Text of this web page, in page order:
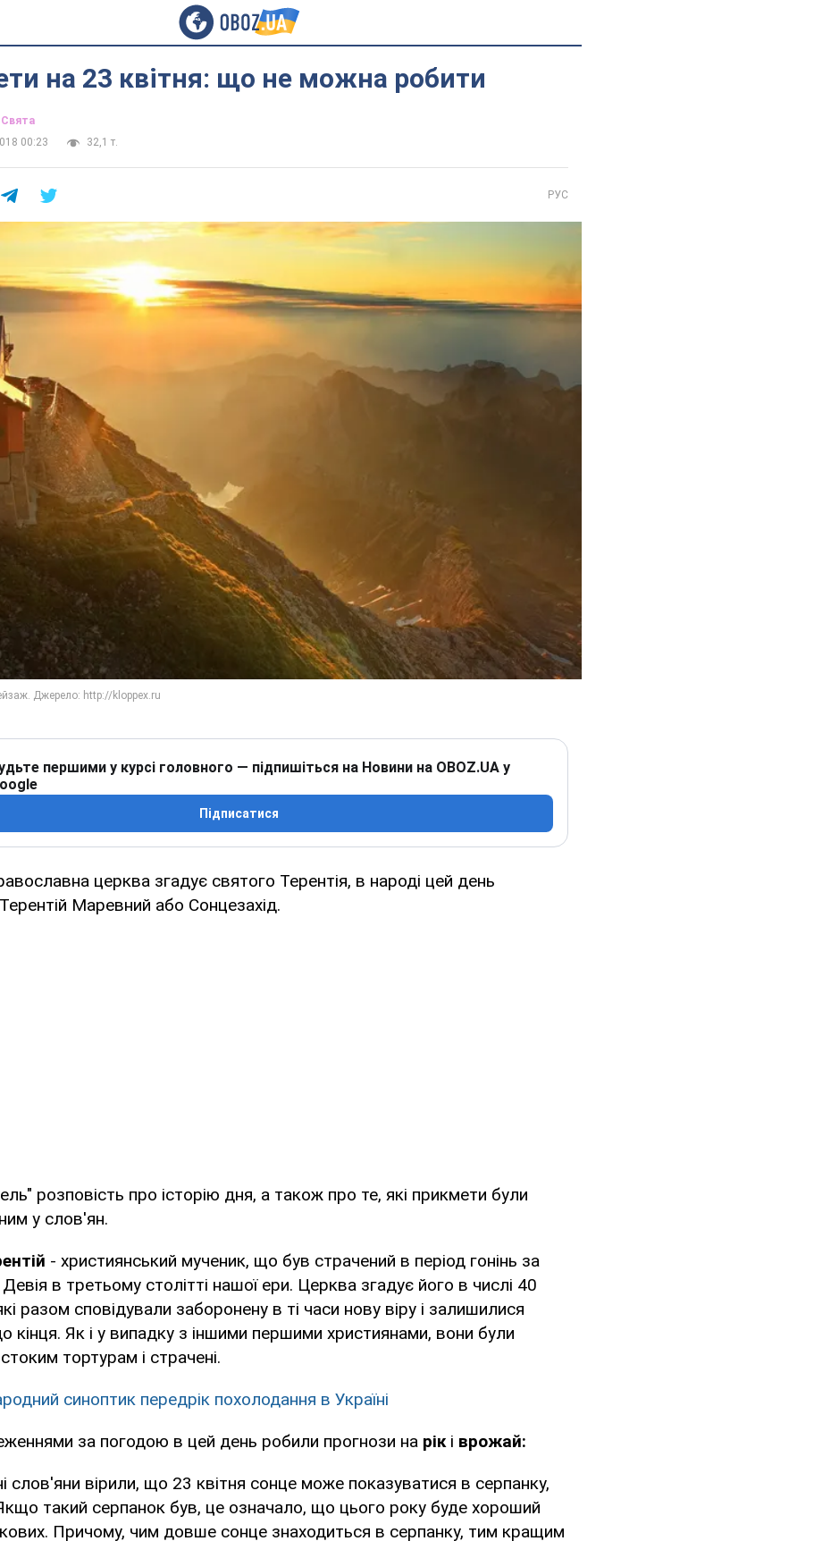
на 23 квітня: що не можна робити
Свята
00:23
32,1 т.
РУС
першими у курсі головного — підпишіться на Новини на OBOZ.UA у
Підписатися
церква згадує святого Терентія, в народі цей день
Маревний або Сонцезахід.
розповість про історію дня, а також про те, які прикмети були
у слов'ян.
- християнський мученик, що був страчений в період гонінь за
в третьому столітті нашої ери. Церква згадує його в числі 40
разом сповідували заборонену в ті часи нову віру і залишилися
кінця. Як і у випадку з іншими першими християнами, вони були
тортурам і страчені.
синоптик передрік похолодання в Україні
за погодою в цей день робили прогнози на рік і врожай:
слов'яни вірили, що 23 квітня сонце може показуватися в серпанку,
такий серпанок був, це означало, що цього року буде хороший
Причому, чим довше сонце знаходиться в серпанку, тим кращим